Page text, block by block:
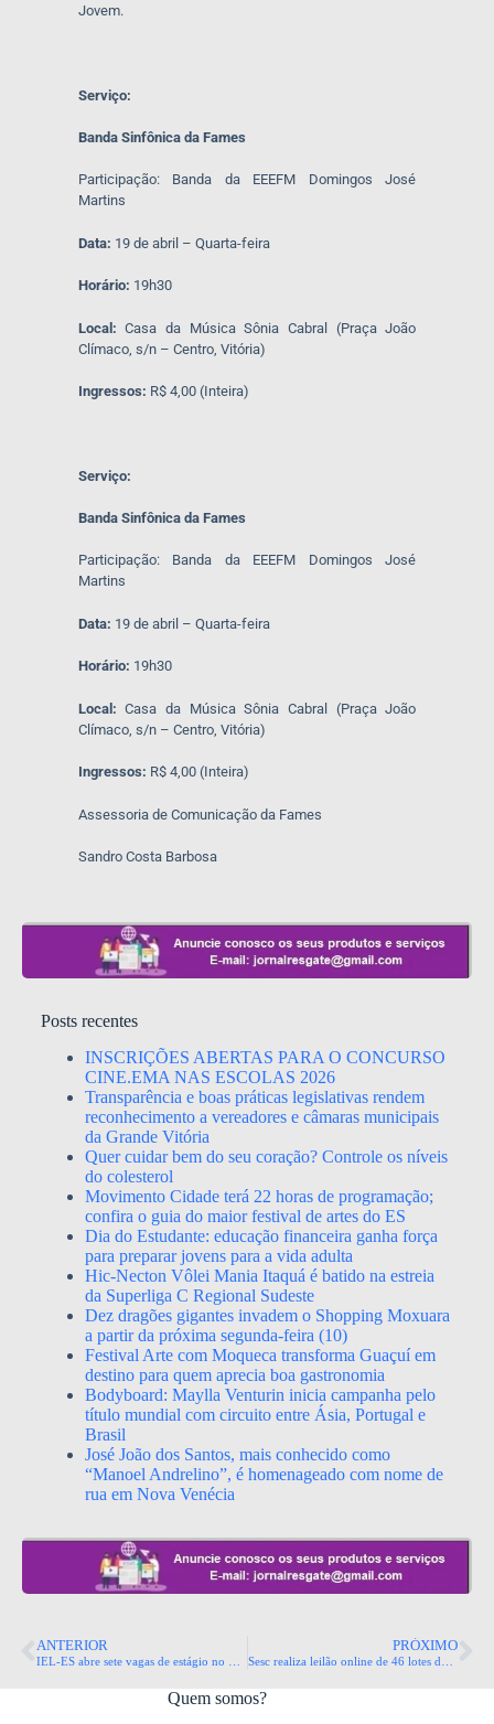
Jovem.
Serviço:
Banda Sinfônica da Fames
Participação: Banda da EEEFM Domingos José
Martins
Data: 19 de abril – Quarta-feira
Horário: 19h30
Local: Casa da Música Sônia Cabral (Praça João
Clímaco, s/n – Centro, Vitória)
Ingressos: R$ 4,00 (Inteira)
Serviço:
Banda Sinfônica da Fames
Participação: Banda da EEEFM Domingos José
Martins
Data: 19 de abril – Quarta-feira
Horário: 19h30
Local: Casa da Música Sônia Cabral (Praça João
Clímaco, s/n – Centro, Vitória)
Ingressos: R$ 4,00 (Inteira)
Assessoria de Comunicação da Fames
Sandro Costa Barbosa
Posts recentes
INSCRIÇÕES ABERTAS PARA O CONCURSO
CINE.EMA NAS ESCOLAS 2026
Transparência e boas práticas legislativas rendem
reconhecimento a vereadores e câmaras municipais
da Grande Vitória
Quer cuidar bem do seu coração? Controle os níveis
do colesterol
Movimento Cidade terá 22 horas de programação;
confira o guia do maior festival de artes do ES
Dia do Estudante: educação financeira ganha força
para preparar jovens para a vida adulta
Hic-Necton Vôlei Mania Itaquá é batido na estreia
da Superliga C Regional Sudeste
Dez dragões gigantes invadem o Shopping Moxuara
a partir da próxima segunda-feira (10)
Festival Arte com Moqueca transforma Guaçuí em
destino para quem aprecia boa gastronomia
Bodyboard: Maylla Venturin inicia campanha pelo
título mundial com circuito entre Ásia, Portugal e
Brasil
José João dos Santos, mais conhecido como
“Manoel Andrelino”, é homenageado com nome de
rua em Nova Venécia
ANTERIOR PRÓXIMO
Quem somos?